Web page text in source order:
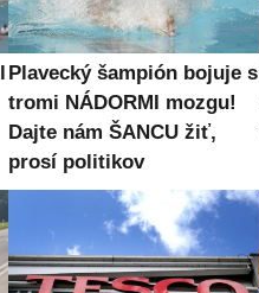
Plavecký šampión bojuje s
tromi NÁDORMI mozgu!
Dajte nám ŠANCU žiť,
prosí politikov